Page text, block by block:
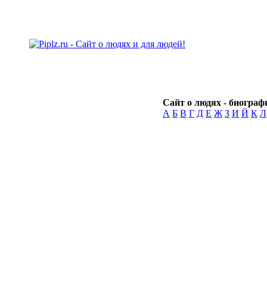
Сайт о людях -
А Б В Г Д Е Ж З И Й К Л